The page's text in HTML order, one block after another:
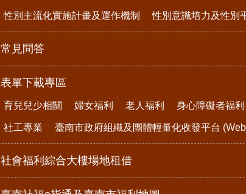
性別主流化實施計畫及運作機制 性別意識培力及性別
常見問答
表單下載專區
育兒兒少相關 婦女福利 老人福利 身心障礙者福利
社工專業 臺南市政府組織及團體輕量化收發平台
社會福利綜合大樓場地租借